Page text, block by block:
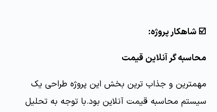
☑️ شاهکار پروژه:
محاسبه گر آنلاین قیمت
مهمترین و جذاب ترین بخش این پروژه طراحی یک
سیستم محاسبه قیمت آنلاین بود.با توجه به تحلیل